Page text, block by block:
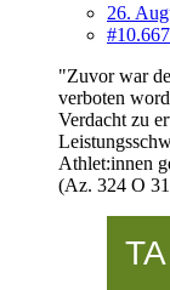
26.
#10.667
"Zuvor war
verboten
Verdacht zu
Athlet:innen
(Az. 324 O